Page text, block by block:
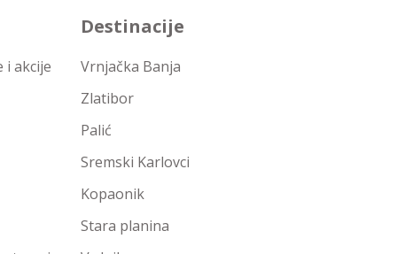
i akcije
Destinacije
Vrnjačka Banja
Zlatibor
Palić
Sremski Karlovci
Kopaonik
Stara planina